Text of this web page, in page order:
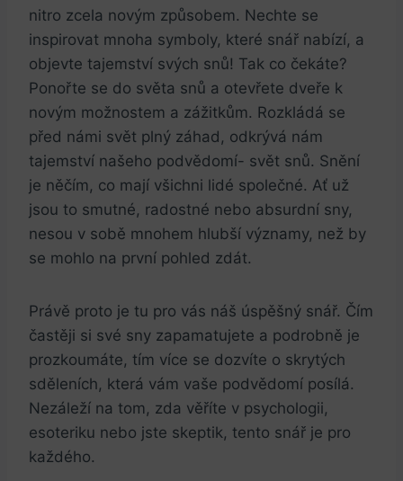
nitro zcela novým způsobem.⁣ Nechte se
inspirovat mnoha symboly, které ‌snář nabízí, ⁢a
objevte ​tajemství ⁤svých snů! ⁤Tak co čekáte?
Ponořte se do světa snů a ‍otevřete dveře k
novým⁤ možnostem ‌a zážitkům. Rozkládá se
před námi svět‍ plný záhad,⁢ odkrývá nám
tajemství našeho podvědomí- svět snů. Snění‌
je něčím, co mají⁤ všichni lidé společné. Ať ​už
jsou to ‍smutné, radostné nebo absurdní sny,⁤
nesou⁤ v ‍sobě mnohem hlubší významy, než by
se mohlo na první pohled zdát.
Právě proto je tu pro vás náš úspěšný snář. Čím
častěji si své sny⁢ zapamatujete a podrobně je
prozkoumáte,⁣ tím více⁤ se dozvíte ⁣o skrytých
sděleních, ‍která vám vaše podvědomí ‍posílá.
Nezáleží na tom, zda věříte⁢ v psychologii,
esoteriku nebo jste skeptik,​ tento snář je pro
každého.